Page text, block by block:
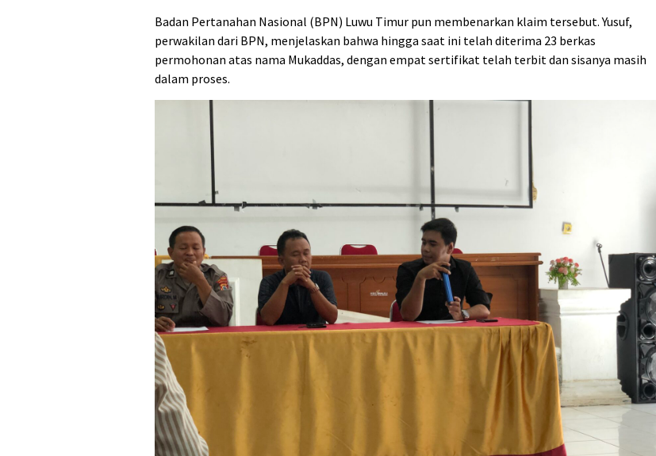
Badan Pertanahan Nasional (BPN) Luwu Timur pun membenarkan klaim tersebut. Yusuf,
perwakilan dari BPN, menjelaskan bahwa hingga saat ini telah diterima 23 berkas
permohonan atas nama Mukaddas, dengan empat sertifikat telah terbit dan sisanya masih
dalam proses.